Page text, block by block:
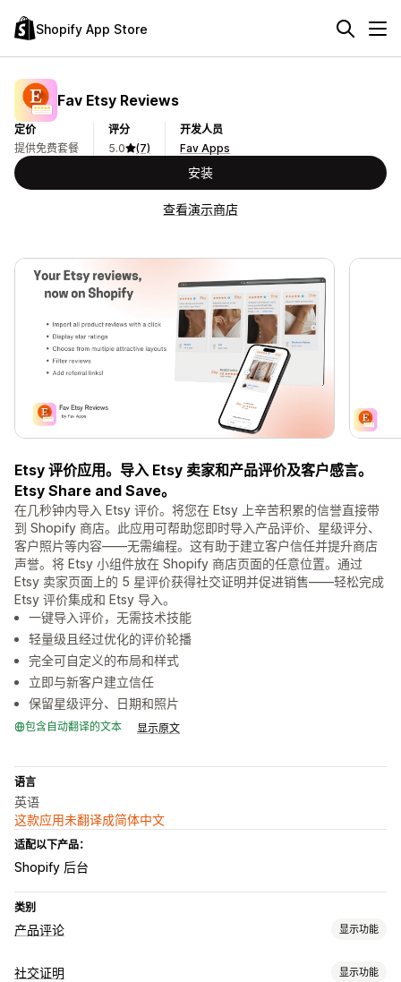
Shopify App Store
Fav Etsy Reviews
定价
提供免费套餐
评分
5.0
(7)
开发人员
Fav Apps
安装
查看演示商店
Etsy 评价应用。导入 Etsy 卖家和产品评价及客户感言。
Etsy Share and Save。
在几秒钟内导入 Etsy 评价。将您在 Etsy 上辛苦积累的信誉直接带
到 Shopify 商店。此应用可帮助您即时导入产品评价、星级评分、
客户照片等内容——无需编程。这有助于建立客户信任并提升商店
声誉。将 Etsy 小组件放在 Shopify 商店页面的任意位置。通过
Etsy 卖家页面上的 5 星评价获得社交证明并促进销售——轻松完成
Etsy 评价集成和 Etsy 导入。
一键导入评价，无需技术技能
轻量级且经过优化的评价轮播
完全可自定义的布局和样式
立即与新客户建立信任
保留星级评分、日期和照片
包含自动翻译的文本 显示原文
语言
英语
这款应用未翻译成简体中文
适配以下产品：
Shopify 后台
类别
产品评论 显示功能
展示选项
社交证明 显示功能